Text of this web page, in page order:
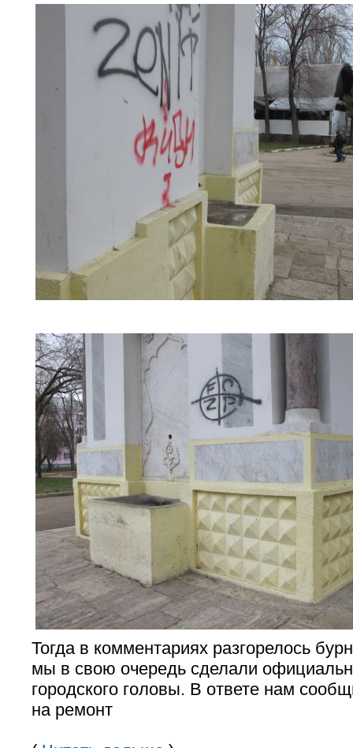
Тогда в комментариях разгорелось
мы в свою очередь сделали
городского головы. В ответе нам
на ремонт